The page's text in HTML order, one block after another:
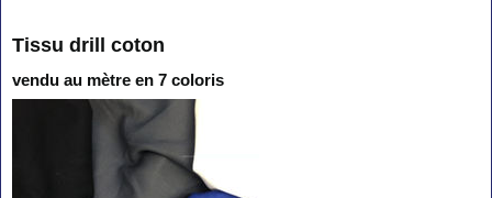
Tissu drill coton
vendu au mètre en 7 coloris